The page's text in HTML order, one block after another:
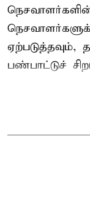
ஏற்படுத்தவும்,
பண்பாட்டுச்